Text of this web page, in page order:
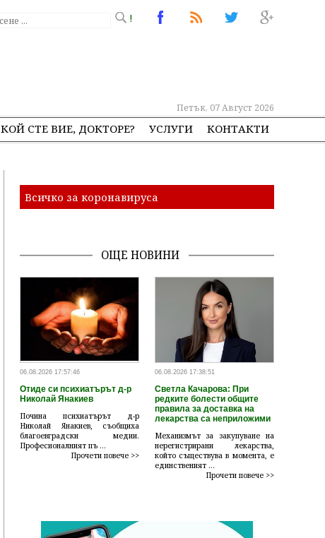
!
Петък, 07 Август 2026
КОЙ СТЕ ВИЕ, ДОКТОРЕ? УСЛУГИ КОНТАКТИ
Всичко за коронавируса
ОЩЕ НОВИНИ
06.08.2026 17:57:46
Отиде си психиатърът д-р
Николай Янакиев
Почина психиатърът д-р
Николай Янакиев, съобщиха
благоевградски медии.
Професионалният пъ ...
Прочети повече >>
06.08.2026 17:38:51
Светла Качарова: При
редките болести общите
правила за доставка на
лекарства са неприложими
Механизмът за закупуване на
нерегистрирани лекарства,
който съществува в момента, е
единственият ...
Прочети повече >>